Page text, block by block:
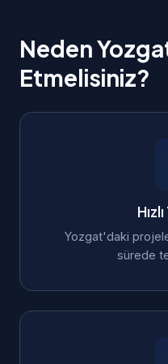
Neden
Etmelisiniz?
Yozgat'daki
sürede